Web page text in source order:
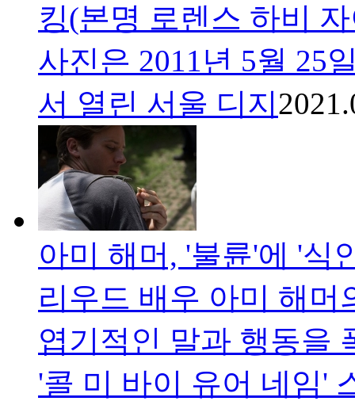
킹(본명 로렌스 하비
사진은 2011년 5월 25
서 열린 서울 디지
아미 해머, '불륜'에 '
리우드 배우 아미 해머
엽기적인 말과 행동을
'콜 미 바이 유어 네임'